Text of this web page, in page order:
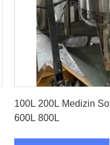
100L 200L Medizin
600L 800L